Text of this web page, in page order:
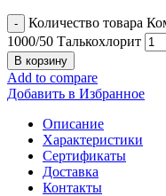
Количество товара
1000/50 Талькохлорит
В корзину
Add to compare
Добавить в Избранное
Описание
Характеристики
Сертификаты
Доставка
Контакты